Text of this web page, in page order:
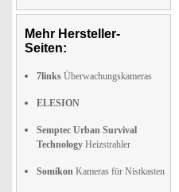
Mehr Hersteller-
Seiten:
7links Überwachungskameras
ELESION
Semptec Urban Survival
Technology Heizstrahler
Somikon Kameras für Nistkasten